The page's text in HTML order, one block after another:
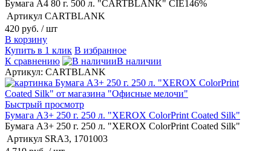
Бумага А4 80 г. 500 л. "CARTBLANK" CIE146%
Артикул CARTBLANK
420 руб. / шт
В корзину
Купить в 1 клик В избранное
К сравнению
В наличии
Артикул: CARTBLANK
Быстрый просмотр
Бумага А3+ 250 г. 250 л. "XEROX ColorPrint Coated Silk"
Бумага А3+ 250 г. 250 л. "XEROX ColorPrint Coated Silk"
Артикул SRA3, 1701003